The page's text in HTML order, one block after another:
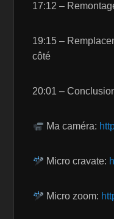
17:12 –
19:15 –
côté
20:01 –
Ma caméra:
Micro cravate:
Micro zoom: